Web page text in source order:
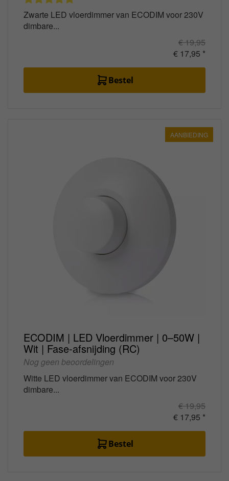
Zwarte LED vloerdimmer van ECODIM voor 230V
dimbare...
€ 19,95
€ 17,95 *
Bestel
AANBIEDING
ECODIM | LED Vloerdimmer | 0–50W |
Wit | Fase-afsnijding (RC)
Nog geen beoordelingen
Witte LED vloerdimmer van ECODIM voor 230V
dimbare...
€ 19,95
€ 17,95 *
Bestel